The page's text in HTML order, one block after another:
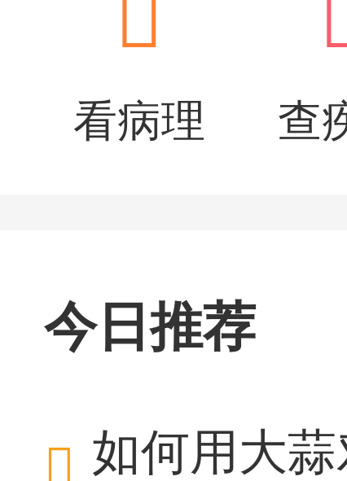
看病理 查
今日推荐
如何用大